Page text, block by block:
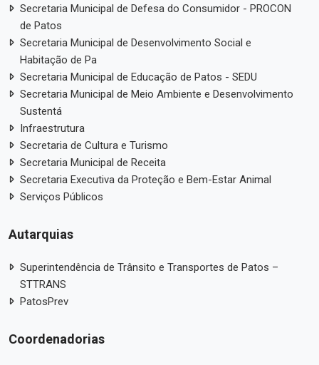
Secretaria Municipal de Defesa do Consumidor - PROCON
de Patos
Secretaria Municipal de Desenvolvimento Social e
Habitação de Pa
Secretaria Municipal de Educação de Patos - SEDU
Secretaria Municipal de Meio Ambiente e Desenvolvimento
Sustentá
Infraestrutura
Secretaria de Cultura e Turismo
Secretaria Municipal de Receita
Secretaria Executiva da Proteção e Bem-Estar Animal
Serviços Públicos
Autarquias
Superintendência de Trânsito e Transportes de Patos –
STTRANS
PatosPrev
Coordenadorias